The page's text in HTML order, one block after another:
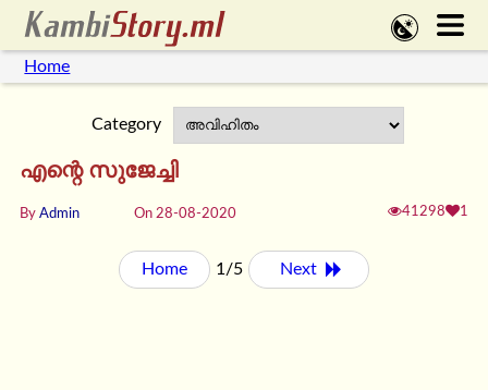
Home
Category
എന്റെ സുജേച്ചി
By Admin On 28-08-2020 41298 1
Home 1/5 Next